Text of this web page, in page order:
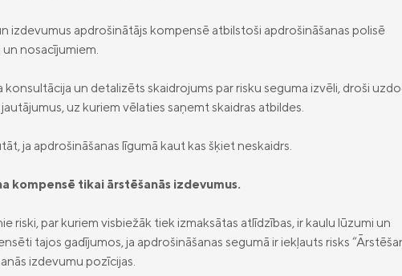
izdevumus apdrošinātājs kompensē atbilstoši apdrošināšanas polisē
nosacījumiem.
konsultācija un detalizēts skaidrojums par risku seguma izvēli, droši
uz kuriem vēlaties saņemt skaidras atbildes.
ja apdrošināšanas līgumā kaut kas šķiet neskaidrs.
kompensē tikai ārstēšanās izdevumus.
riski, par kuriem visbiežāk tiek izmaksātas atlīdzības, ir kaulu lūzumi un
tajos gadījumos, ja apdrošināšanas segumā ir iekļauts risks
izdevumu pozīcijas.